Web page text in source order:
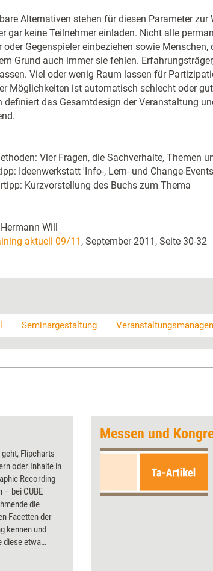
Alternativen stehen für diesen Parameter zur
gar keine Teilnehmer einladen. Nicht alle
oder Gegenspieler einbeziehen sowie
Grund auch immer sie fehlen.
Viel oder wenig Raum lassen für
Möglichkeiten ist automatisch schlecht oder
definiert das Gesamtdesign der Veranstaltung
Vier Fragen, die Sachverhalte, Themen
Ideenwerkstatt 'Info-, Lern- und Change-
Kurzvorstellung des Buchs zum Thema
Will
aktuell 09/11 , September 2011, Seite 30-32
Seminargestaltung
Flipcharts
oder Inhalte in
Recording
– bei CUBE
die
Facetten der
kennen und
diese etwa
Messen und